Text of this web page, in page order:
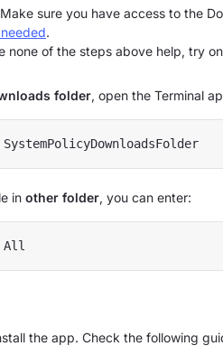
sure you have access to the
.
none of the steps above help, try
folder, open the Terminal
in other folder, you can enter:
All
the app. Check the following